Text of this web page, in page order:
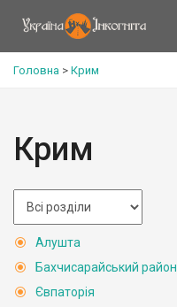
Головна > Крим
Крим
Алушта
Бахчисарайський район
Євпаторія